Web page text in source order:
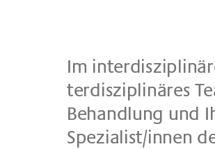
Im
ter­dis­zi­pli­nä­res
Be­hand­lung und
Spe­zia­list/in­nen